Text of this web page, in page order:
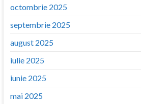
octombrie 2025
septembrie 2025
august 2025
iulie 2025
iunie 2025
mai 2025